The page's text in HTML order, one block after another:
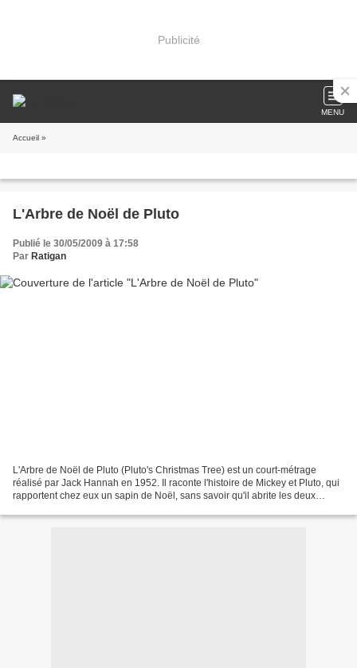
Publicité
MENU
Accueil »
L'Arbre de Noël de Pluto
Publié le 30/05/2009 à 17:58
Par Ratigan
L'Arbre de Noël de Pluto (Pluto's Christmas Tree) est un court-métrage
réalisé par Jack Hannah en 1952. Il raconte l'histoire de Mickey et Pluto, qui
rapportent chez eux un sapin de Noël, sans savoir qu'il abrite les deux